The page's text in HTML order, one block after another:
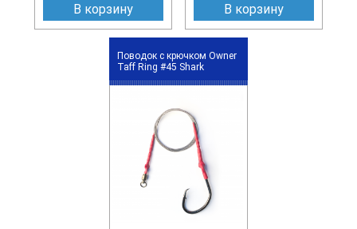
В корзину
В корзину
Поводок с крючком Owner
Taff Ring #45 Shark